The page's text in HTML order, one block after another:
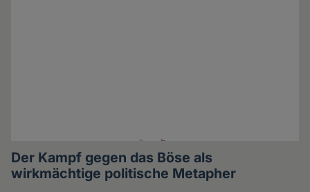
Der Kampf gegen das Böse als
wirkmächtige politische Metapher